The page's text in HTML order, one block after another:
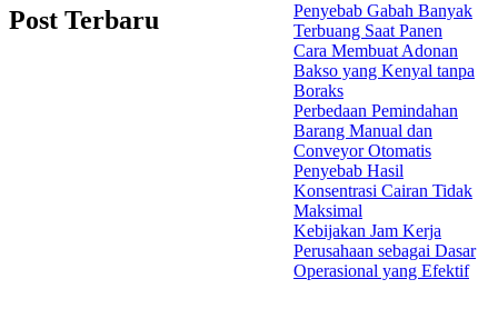
Post Terbaru
Penyebab Gabah Banyak
Terbuang Saat Panen
Cara Membuat Adonan
Bakso yang Kenyal tanpa
Boraks
Perbedaan Pemindahan
Barang Manual dan
Conveyor Otomatis
Penyebab Hasil
Konsentrasi Cairan Tidak
Maksimal
Kebijakan Jam Kerja
Perusahaan sebagai Dasar
Operasional yang Efektif